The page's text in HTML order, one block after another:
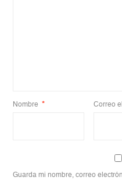
Nombre * Correo
Guarda mi nombre, correo